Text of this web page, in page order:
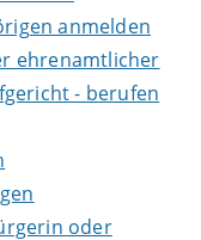
anmelden
ehrenamtlicher
- berufen
oder